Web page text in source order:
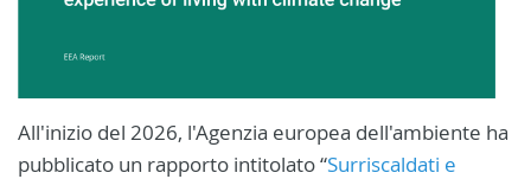
All'inizio del 2026, l'Agenzia europea dell'ambiente ha
pubblicato un rapporto intitolato “Surriscaldati e